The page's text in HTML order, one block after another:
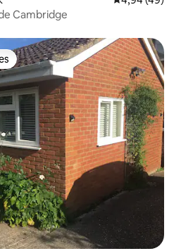
Cambridge
dos hóspedes